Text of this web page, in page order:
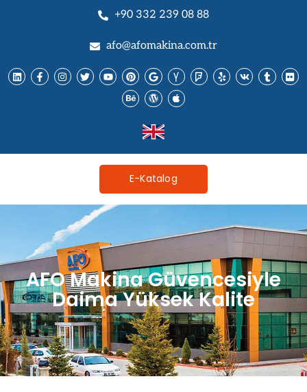
+90 332 239 08 88
afo@afomakina.com.tr
E-Katalog
AFO Makina Güvencesiyle
Daima Yüksek Kalite